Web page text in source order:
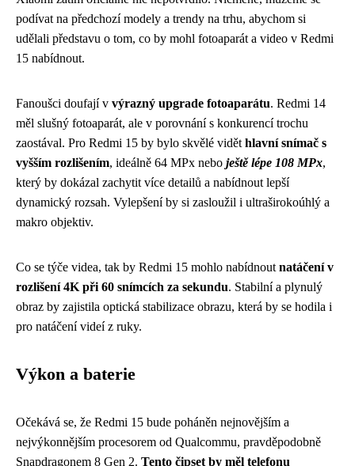
podívat na předchozí modely a trendy na trhu, abychom si
udělali představu o tom, co by mohl fotoaparát a video v Redmi
15 nabídnout.
Fanoušci doufají v výrazný upgrade fotoaparátu. Redmi 14
měl slušný fotoaparát, ale v porovnání s konkurencí trochu
zaostával. Pro Redmi 15 by bylo skvělé vidět hlavní snímač s
vyšším rozlišením, ideálně 64 MPx nebo ještě lépe 108 MPx,
který by dokázal zachytit více detailů a nabídnout lepší
dynamický rozsah. Vylepšení by si zasloužil i ultraširokoúhlý a
makro objektiv.
Co se týče videa, tak by Redmi 15 mohlo nabídnout natáčení v
rozlišení 4K při 60 snímcích za sekundu. Stabilní a plynulý
obraz by zajistila optická stabilizace obrazu, která by se hodila i
pro natáčení videí z ruky.
Výkon a baterie
Očekává se, že Redmi 15 bude poháněn nejnovějším a
nejvýkonnějším procesorem od Qualcommu, pravděpodobně
Snapdragonem 8 Gen 2. Tento čipset by měl telefonu